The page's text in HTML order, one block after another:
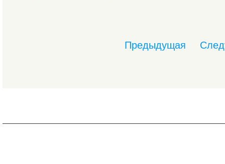
Предыдущая